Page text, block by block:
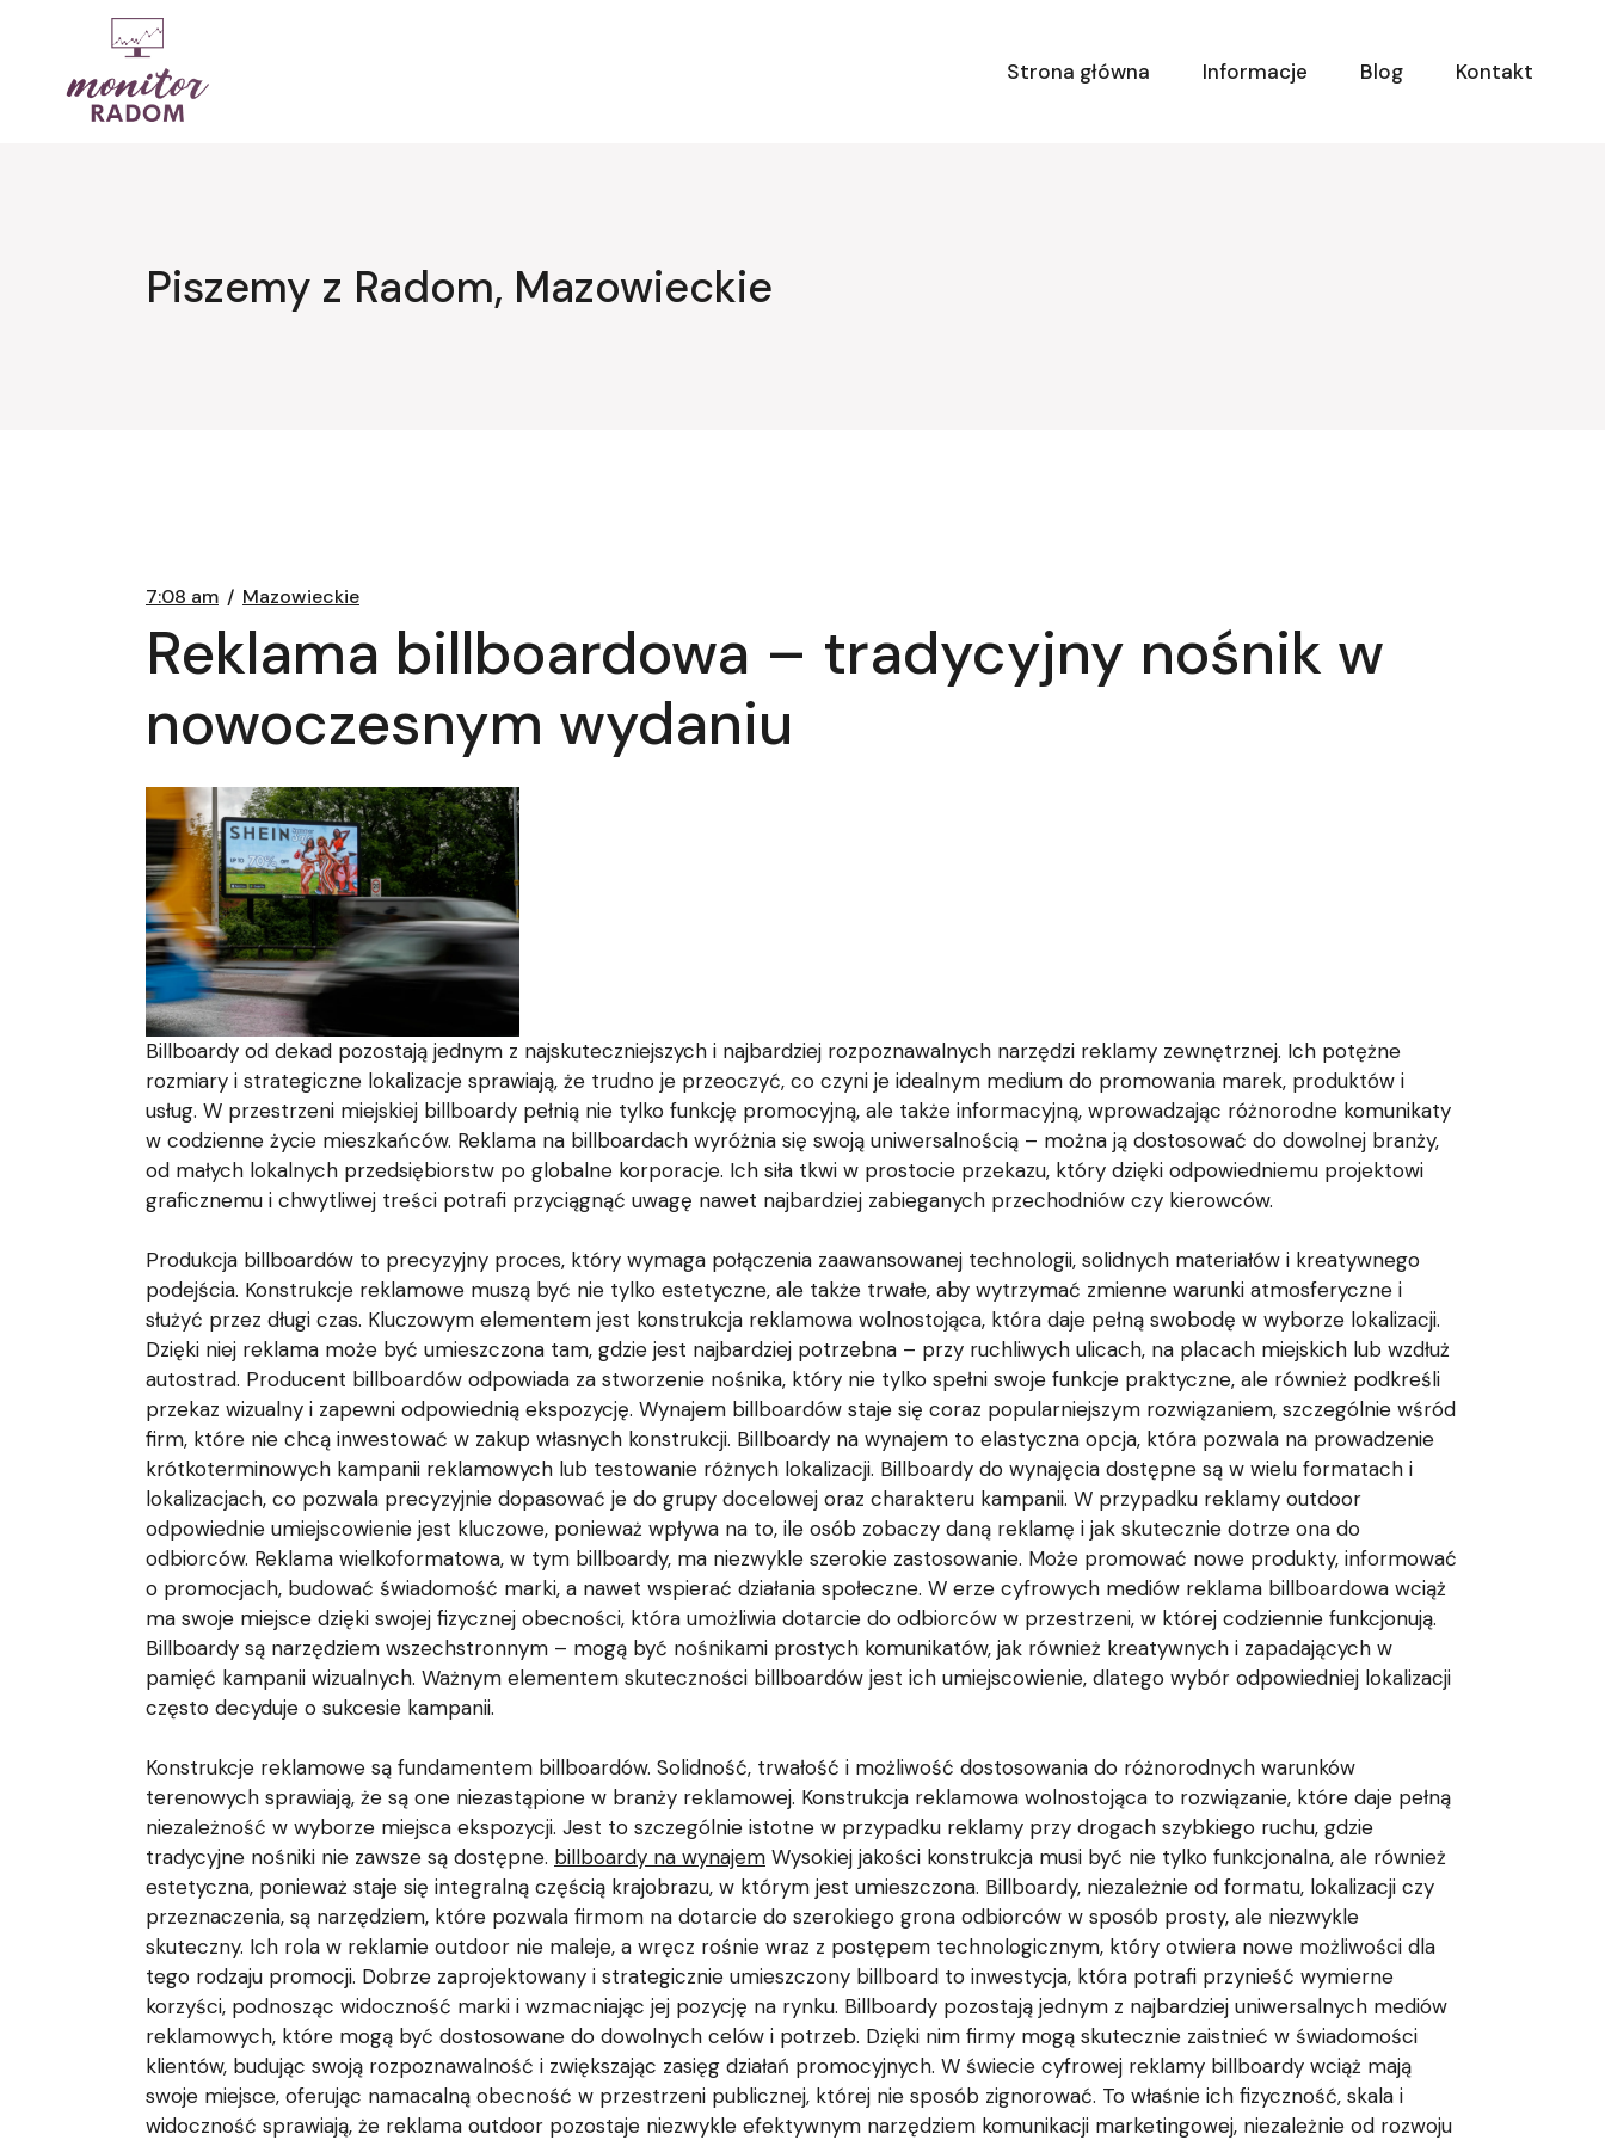
Strona główna
Informacje Blog Kontakt
Piszemy z Radom, Mazowieckie
7:08 am Mazowieckie
Reklama billboardowa – tradycyjny nośnik w
nowoczesnym wydaniu
Billboardy od dekad pozostają jednym z najskuteczniejszych i najbardziej rozpoznawalnych narzędzi reklamy zewnętrznej. Ich potężne
rozmiary i strategiczne lokalizacje sprawiają, że trudno je przeoczyć, co czyni je idealnym medium do promowania marek, produktów i
usług. W przestrzeni miejskiej billboardy pełnią nie tylko funkcję promocyjną, ale także informacyjną, wprowadzając różnorodne komunikaty
w codzienne życie mieszkańców. Reklama na billboardach wyróżnia się swoją uniwersalnością – można ją dostosować do dowolnej branży,
od małych lokalnych przedsiębiorstw po globalne korporacje. Ich siła tkwi w prostocie przekazu, który dzięki odpowiedniemu projektowi
graficznemu i chwytliwej treści potrafi przyciągnąć uwagę nawet najbardziej zabieganych przechodniów czy kierowców.
Produkcja billboardów to precyzyjny proces, który wymaga połączenia zaawansowanej technologii, solidnych materiałów i kreatywnego
podejścia. Konstrukcje reklamowe muszą być nie tylko estetyczne, ale także trwałe, aby wytrzymać zmienne warunki atmosferyczne i
służyć przez długi czas. Kluczowym elementem jest konstrukcja reklamowa wolnostojąca, która daje pełną swobodę w wyborze lokalizacji.
Dzięki niej reklama może być umieszczona tam, gdzie jest najbardziej potrzebna – przy ruchliwych ulicach, na placach miejskich lub wzdłuż
autostrad. Producent billboardów odpowiada za stworzenie nośnika, który nie tylko spełni swoje funkcje praktyczne, ale również podkreśli
przekaz wizualny i zapewni odpowiednią ekspozycję. Wynajem billboardów staje się coraz popularniejszym rozwiązaniem, szczególnie wśród
firm, które nie chcą inwestować w zakup własnych konstrukcji. Billboardy na wynajem to elastyczna opcja, która pozwala na prowadzenie
krótkoterminowych kampanii reklamowych lub testowanie różnych lokalizacji. Billboardy do wynajęcia dostępne są w wielu formatach i
lokalizacjach, co pozwala precyzyjnie dopasować je do grupy docelowej oraz charakteru kampanii. W przypadku reklamy outdoor
odpowiednie umiejscowienie jest kluczowe, ponieważ wpływa na to, ile osób zobaczy daną reklamę i jak skutecznie dotrze ona do
odbiorców. Reklama wielkoformatowa, w tym billboardy, ma niezwykle szerokie zastosowanie. Może promować nowe produkty, informować
o promocjach, budować świadomość marki, a nawet wspierać działania społeczne. W erze cyfrowych mediów reklama billboardowa wciąż
ma swoje miejsce dzięki swojej fizycznej obecności, która umożliwia dotarcie do odbiorców w przestrzeni, w której codziennie funkcjonują.
Billboardy są narzędziem wszechstronnym – mogą być nośnikami prostych komunikatów, jak również kreatywnych i zapadających w
pamięć kampanii wizualnych. Ważnym elementem skuteczności billboardów jest ich umiejscowienie, dlatego wybór odpowiedniej lokalizacji
często decyduje o sukcesie kampanii.
Konstrukcje reklamowe są fundamentem billboardów. Solidność, trwałość i możliwość dostosowania do różnorodnych warunków
terenowych sprawiają, że są one niezastąpione w branży reklamowej. Konstrukcja reklamowa wolnostojąca to rozwiązanie, które daje pełną
niezależność w wyborze miejsca ekspozycji. Jest to szczególnie istotne w przypadku reklamy przy drogach szybkiego ruchu, gdzie
tradycyjne nośniki nie zawsze są dostępne. billboardy na wynajem Wysokiej jakości konstrukcja musi być nie tylko funkcjonalna, ale również
estetyczna, ponieważ staje się integralną częścią krajobrazu, w którym jest umieszczona. Billboardy, niezależnie od formatu, lokalizacji czy
przeznaczenia, są narzędziem, które pozwala firmom na dotarcie do szerokiego grona odbiorców w sposób prosty, ale niezwykle
skuteczny. Ich rola w reklamie outdoor nie maleje, a wręcz rośnie wraz z postępem technologicznym, który otwiera nowe możliwości dla
tego rodzaju promocji. Dobrze zaprojektowany i strategicznie umieszczony billboard to inwestycja, która potrafi przynieść wymierne
korzyści, podnosząc widoczność marki i wzmacniając jej pozycję na rynku. Billboardy pozostają jednym z najbardziej uniwersalnych mediów
reklamowych, które mogą być dostosowane do dowolnych celów i potrzeb. Dzięki nim firmy mogą skutecznie zaistnieć w świadomości
klientów, budując swoją rozpoznawalność i zwiększając zasięg działań promocyjnych. W świecie cyfrowej reklamy billboardy wciąż mają
swoje miejsce, oferując namacalną obecność w przestrzeni publicznej, której nie sposób zignorować. To właśnie ich fizyczność, skala i
widoczność sprawiają, że reklama outdoor pozostaje niezwykle efektywnym narzędziem komunikacji marketingowej, niezależnie od rozwoju